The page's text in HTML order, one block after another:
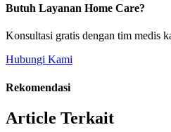
Butuh Layanan Home Care?
Konsultasi gratis dengan tim medis
Hubungi Kami
Rekomendasi
Article Terkait